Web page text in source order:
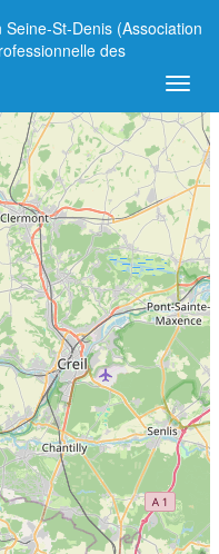
St-Denis (Association
des